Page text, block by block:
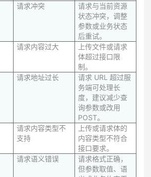
请求冲突
请求与当前资源
状态冲突，调整
参数或业务状态
后重试。
请求内容过大
上传文件或请求
体超过接口限
制。
请求地址过长
请求 URL 超过服
务端可处理长
度，建议减少查
询参数或改用
POST。
请求内容类型不
支持
上传或请求体的
内容类型不符合
接口要求。
请求语义错误
请求格式正确，
但参数取值、语